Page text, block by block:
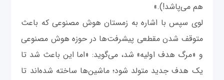
هم می‌پاشد!).»
لوی سپس با اشاره به زمستان هوش مصنوعی که باعث
متوقف شدن مقطعی پیشرفت‌ها در حوزه هوش مصنوعی
و «مرگ هدف اولیه» شد، می‌گوید: «اما این باعث شد تا
یک هدف جدید متولد شود؛ ماشین‌ها ساخته شده‌اند تا